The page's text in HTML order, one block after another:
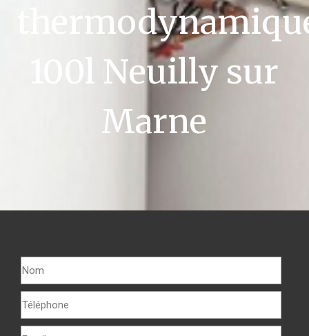
100l Neuilly sur
Marne